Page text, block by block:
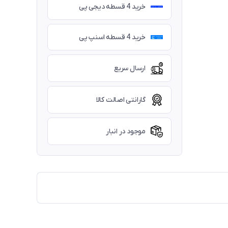
خرید 4 قسطه دیجی پی
خرید 4 قسطه اسنپ پی
ارسال سریع
گارانتی اصالت کالا
موجود در انبار